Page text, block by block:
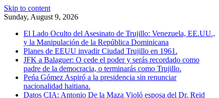
Skip to content
Sunday, August 9, 2026
El Lado Oculto del Asesinato de Trujillo: Venezuela, EE.UU.,
y la Manipulación de la República Dominicana
Planes de EEUU invadir Ciudad Trujillo en 1961.
JFK a Balaguer: O cede el poder y serás recordado como
padre de la democracia, o terminarás como Trujillo.
Peńa Gómez Aspiró a la presidencia sin renunciar
nacionalidad haitiana.
Datos CIA: Antonio De la Maza Violó esposa del Dr. Reid